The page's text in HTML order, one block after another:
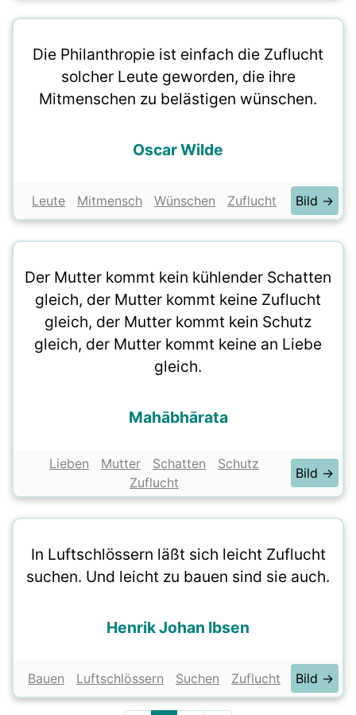
Die Philanthropie ist einfach die Zuflucht
solcher Leute geworden, die ihre
Mitmenschen zu belästigen wünschen.
Oscar Wilde
Leute Mitmensch Wünschen Zuflucht Bild →
Der Mutter kommt kein kühlender Schatten
gleich, der Mutter kommt keine Zuflucht
gleich, der Mutter kommt kein Schutz
gleich, der Mutter kommt keine an Liebe
gleich.
Mahābhārata
Lieben Mutter Schatten
Schutz
Zuflucht
Bild →
In Luftschlössern läßt sich leicht Zuflucht
suchen. Und leicht zu bauen sind sie auch.
Henrik Johan Ibsen
Bauen Luftschlössern Suchen Zuflucht Bild →